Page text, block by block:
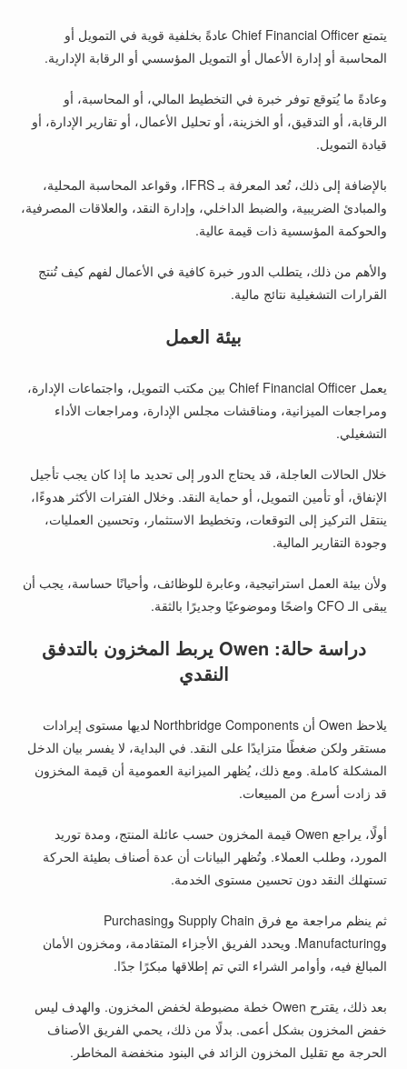
يتمتع Chief Financial Officer عادةً بخلفية قوية في التمويل أو
المحاسبة أو إدارة الأعمال أو التمويل المؤسسي أو الرقابة الإدارية.
وعادةً ما يُتوقع توفر خبرة في التخطيط المالي، أو المحاسبة، أو
الرقابة، أو التدقيق، أو الخزينة، أو تحليل الأعمال، أو تقارير الإدارة، أو
قيادة التمويل.
بالإضافة إلى ذلك، تُعد المعرفة بـ IFRS، وقواعد المحاسبة المحلية،
والمبادئ الضريبية، والضبط الداخلي، وإدارة النقد، والعلاقات المصرفية،
والحوكمة المؤسسية ذات قيمة عالية.
والأهم من ذلك، يتطلب الدور خبرة كافية في الأعمال لفهم كيف تُنتج
القرارات التشغيلية نتائج مالية.
بيئة العمل
يعمل Chief Financial Officer بين مكتب التمويل، واجتماعات الإدارة،
ومراجعات الميزانية، ومناقشات مجلس الإدارة، ومراجعات الأداء
التشغيلي.
خلال الحالات العاجلة، قد يحتاج الدور إلى تحديد ما إذا كان يجب تأجيل
الإنفاق، أو تأمين التمويل، أو حماية النقد. وخلال الفترات الأكثر هدوءًا،
ينتقل التركيز إلى التوقعات، وتخطيط الاستثمار، وتحسين العمليات،
وجودة التقارير المالية.
ولأن بيئة العمل استراتيجية، وعابرة للوظائف، وأحيانًا حساسة، يجب أن
يبقى الـ CFO واضحًا وموضوعيًا وجديرًا بالثقة.
دراسة حالة: Owen يربط المخزون بالتدفق
النقدي
يلاحظ Owen أن Northbridge Components لديها مستوى إيرادات
مستقر ولكن ضغطًا متزايدًا على النقد. في البداية، لا يفسر بيان الدخل
المشكلة كاملة. ومع ذلك، يُظهر الميزانية العمومية أن قيمة المخزون
قد زادت أسرع من المبيعات.
أولًا، يراجع Owen قيمة المخزون حسب عائلة المنتج، ومدة توريد
المورد، وطلب العملاء. وتُظهر البيانات أن عدة أصناف بطيئة الحركة
تستهلك النقد دون تحسين مستوى الخدمة.
ثم ينظم مراجعة مع فرق Supply Chain وPurchasing
وManufacturing. ويحدد الفريق الأجزاء المتقادمة، ومخزون الأمان
المبالغ فيه، وأوامر الشراء التي تم إطلاقها مبكرًا جدًا.
بعد ذلك، يقترح Owen خطة مضبوطة لخفض المخزون. والهدف ليس
خفض المخزون بشكل أعمى. بدلًا من ذلك، يحمي الفريق الأصناف
الحرجة مع تقليل المخزون الزائد في البنود منخفضة المخاطر.